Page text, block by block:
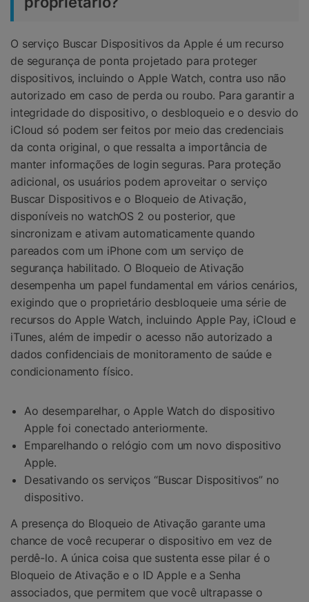
O serviço Buscar Dispositivos da Apple é um recurso
de segurança de ponta projetado para proteger
dispositivos, incluindo o Apple Watch, contra uso não
autorizado em caso de perda ou roubo. Para garantir a
integridade do dispositivo, o desbloqueio e o desvio do
iCloud só podem ser feitos por meio das credenciais
da conta original, o que ressalta a importância de
manter informações de login seguras. Para proteção
adicional, os usuários podem aproveitar o serviço
Buscar Dispositivos e o Bloqueio de Ativação,
disponíveis no watchOS 2 ou posterior, que
sincronizam e ativam automaticamente quando
pareados com um iPhone com um serviço de
segurança habilitado. O Bloqueio de Ativação
desempenha um papel fundamental em vários cenários,
exigindo que o proprietário desbloqueie uma série de
recursos do Apple Watch, incluindo Apple Pay, iCloud e
iTunes, além de impedir o acesso não autorizado a
dados confidenciais de monitoramento de saúde e
condicionamento físico.
Ao desemparelhar, o Apple Watch do dispositivo
Apple foi conectado anteriormente.
Emparelhando o relógio com um novo dispositivo
Apple.
Desativando os serviços “Buscar Dispositivos” no
dispositivo.
A presença do Bloqueio de Ativação garante uma
chance de você recuperar o dispositivo em vez de
perdê-lo. A única coisa que sustenta esse pilar é o
Bloqueio de Ativação e o ID Apple e a Senha
associados, que permitem que você ultrapasse o